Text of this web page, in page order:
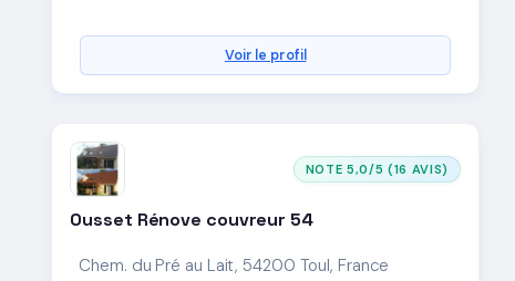
Voir le profil
NOTE 5,0/5 (16 AVIS)
Ousset Rénove couvreur 54
Chem. du Pré au Lait, 54200 Toul, France